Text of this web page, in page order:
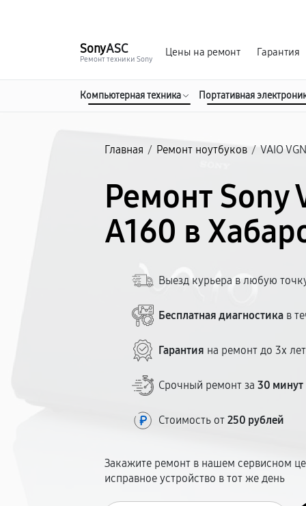
SonyASC
Ремонт техники Sony
Цены на ремонт Гарантия
Компьютерная техника Портативная
Главная / Ремонт ноутбуков / VAIO
Ремонт Sony
A160 в
Выезд курьера в любую
Бесплатная диагностика в
Гарантия на ремонт до 3х лет
Срочный ремонт за30 минут
Стоимость от250 рублей
Закажите ремонт в нашем сервисном
исправное устройство в тот же день